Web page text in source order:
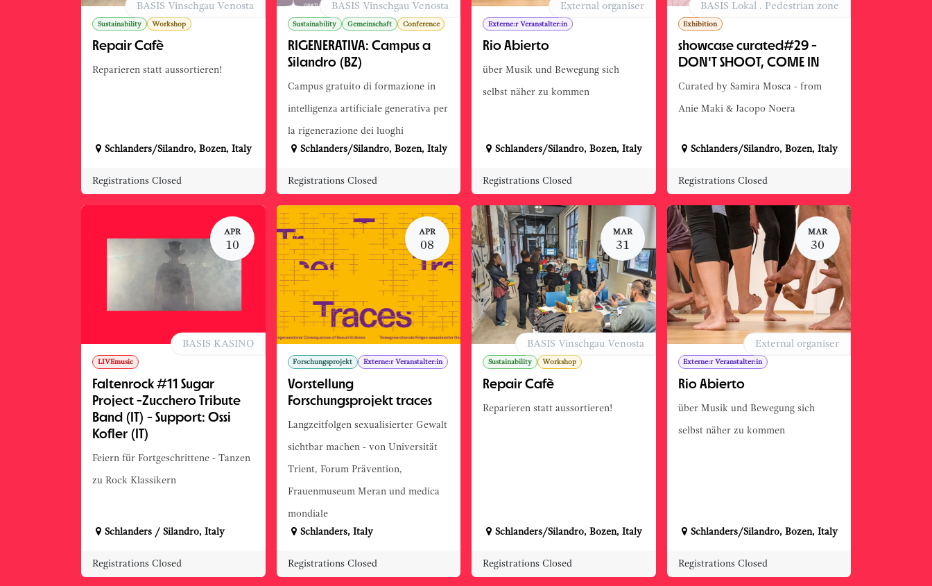
Sustainability Workshop
Repair Cafè
Reparieren statt aussortieren!
BASIS Vinschgau Venosta
Schlanders/Silandro, Bozen, Italy
Registrations Closed
Sustainability Gemeinschaft Conference
RIGENERATIVA: Campus a
Silandro (BZ)
Campus gratuito di formazione in
intelligenza artificiale generativa per
la rigenerazione dei luoghi
BASIS Vinschgau Venosta
Schlanders/Silandro, Bozen, Italy
Registrations Closed
Externe:r Veranstalter:in
Rio Abierto
über Musik und Bewegung sich
selbst näher zu kommen
External organiser
Schlanders/Silandro, Bozen, Italy
Registrations Closed
Exhibition
showcase curated#29 -
DON'T SHOOT, COME IN
Curated by Samira Mosca - from
Anie Maki & Jacopo Noera
BASIS Lokal . Pedestrian zone
Schlanders/Silandro, Bozen, Italy
Registrations Closed
APR
10
LIVEmusic
Faltenrock #11 Sugar
Project -Zucchero Tribute
Band (IT) - Support: Ossi
Kofler (IT)
Feiern für Fortgeschrittene - Tanzen
zu Rock Klassikern
BASIS KASINO
Schlanders / Silandro, Italy
Registrations Closed
APR
08
Forschungsprojekt Externe:r Veranstalter:in
Vorstellung
Forschungsprojekt traces
Langzeitfolgen sexualisierter Gewalt
sichtbar machen - von Universität
Trient, Forum Prävention,
Frauenmuseum Meran und medica
mondiale
Schlanders, Italy
Registrations Closed
MAR
31
Sustainability Workshop
Repair Cafè
Reparieren statt aussortieren!
BASIS Vinschgau Venosta
Schlanders/Silandro, Bozen, Italy
Registrations Closed
MAR
30
Externe:r Veranstalter:in
Rio Abierto
über Musik und Bewegung sich
selbst näher zu kommen
External organiser
Schlanders/Silandro, Bozen, Italy
Registrations Closed